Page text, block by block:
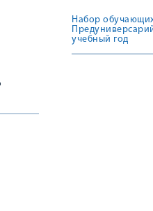
Набор
учебный год